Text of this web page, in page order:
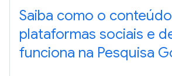
Saiba como o
plataformas sociais e
funciona na Pesquisa